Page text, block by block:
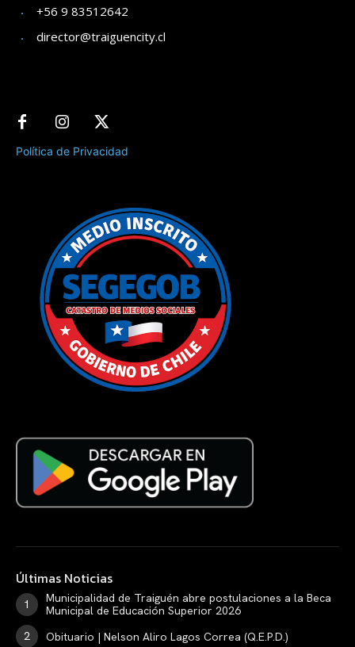
+56 9 83512642
director@traiguencity.cl
Política de Privacidad
Últimas Noticias
Municipalidad de Traiguén abre postulaciones a la Beca
Municipal de Educación Superior 2026
Obituario | Nelson Aliro Lagos Correa (Q.E.P.D.)